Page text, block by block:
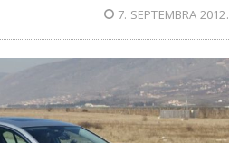
7. SEPTEMBRA 2012.